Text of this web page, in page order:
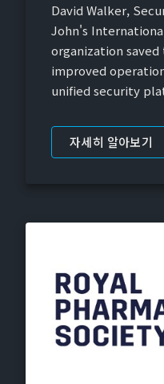
David Walker,
John's
organization saved
improved
unified security
자세히 알아보기